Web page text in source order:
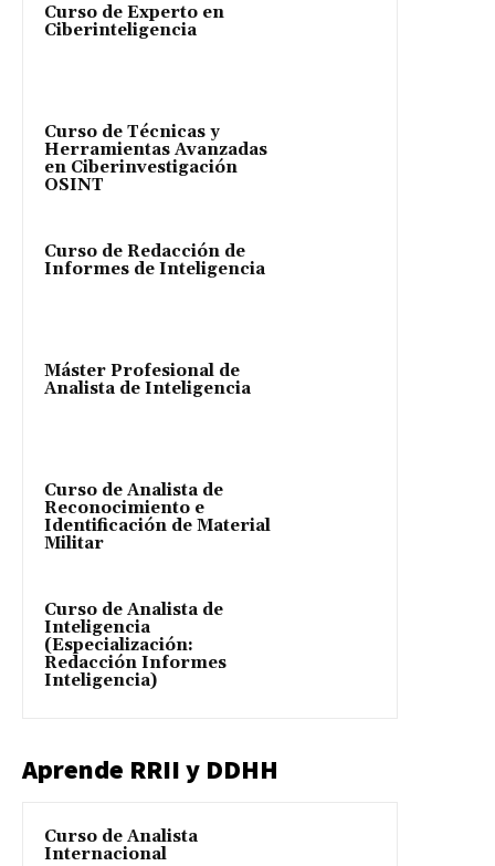
Curso de Experto en
Ciberinteligencia
Curso de Técnicas y
Herramientas Avanzadas
en Ciberinvestigación
OSINT
Curso de Redacción de
Informes de Inteligencia
Máster Profesional de
Analista de Inteligencia
Curso de Analista de
Reconocimiento e
Identificación de Material
Militar
Curso de Analista de
Inteligencia
(Especialización:
Redacción Informes
Inteligencia)
Aprende RRII y DDHH
Curso de Analista
Internacional